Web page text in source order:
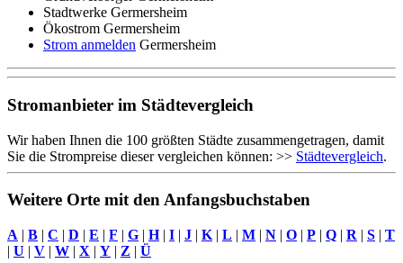
Stadtwerke Germersheim
Ökostrom Germersheim
Strom anmelden Germersheim
Stromanbieter im Städtevergleich
Wir haben Ihnen die 100 größten Städte zusammengetragen, damit
Sie die Strompreise dieser vergleichen können: >> Städtevergleich.
Weitere Orte mit den Anfangsbuchstaben
A | B | C | D | E | F | G | H| I | J | K | L | M | N | O | P | Q | R | S | T
| U | V | W | X | Y | Z | Ü